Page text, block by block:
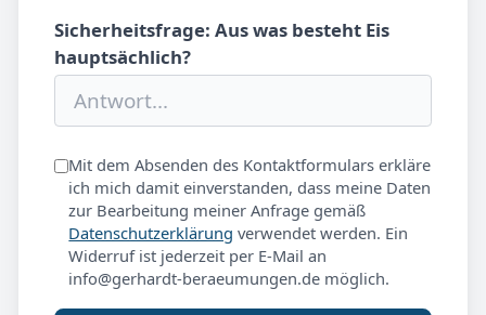
Sicherheitsfrage: Aus was besteht Eis
hauptsächlich?
Mit dem Absenden des Kontaktformulars erkläre
ich mich damit einverstanden, dass meine Daten
zur Bearbeitung meiner Anfrage gemäß
Datenschutzerklärung verwendet werden. Ein
Widerruf ist jederzeit per E-Mail an
info@gerhardt-beraeumungen.de möglich.